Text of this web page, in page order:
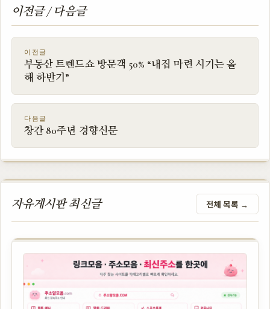
이전글 / 다음글
이전글
부동산 트렌드쇼 방문객 50% “내집 마련 시기는 올
해 하반기”
다음글
창간 80주년 경향신문
자유게시판 최신글 전체 목록 →